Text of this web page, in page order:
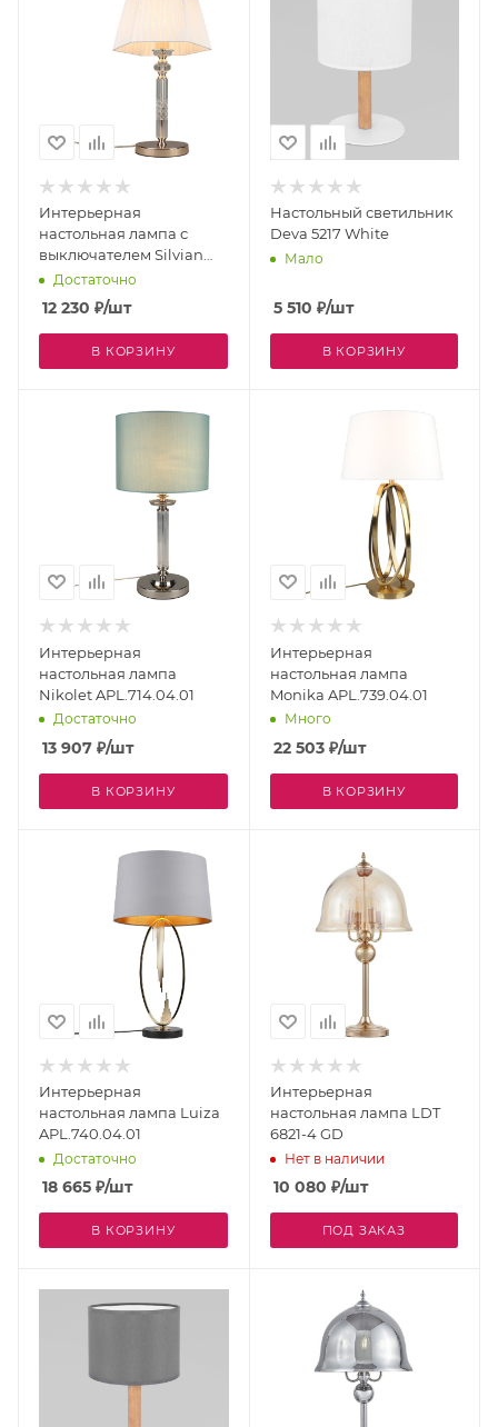
Интерьерная
настольная лампа с
выключателем Silvian
APL.719.04.01
Достаточно
12 230 ₽/шт
В КОРЗИНУ
Настольный светильник
Deva 5217 White
Мало
5 510 ₽/шт
В КОРЗИНУ
Интерьерная
настольная лампа
Nikolet APL.714.04.01
Достаточно
13 907 ₽/шт
В КОРЗИНУ
Интерьерная
настольная лампа
Monika APL.739.04.01
Много
22 503₽/шт
В КОРЗИНУ
Интерьерная
настольная лампа Luiza
APL.740.04.01
Достаточно
18 665 ₽/шт
В КОРЗИНУ
Интерьерная
настольная лампа LDT
6821-4 GD
Нет в наличии
10 080 ₽/шт
ПОД ЗАКАЗ